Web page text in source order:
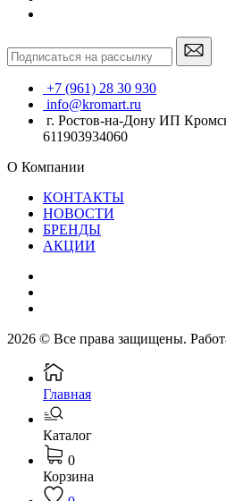
+7 (961) 28 30 930
info@kromart.ru
г. Ростов-на-Дону ИП
611903934060
О Компании
КОНТАКТЫ
НОВОСТИ
БРЕНДЫ
АКЦИИ
2026 © Все права защищены.
Главная
Каталог
0
Корзина